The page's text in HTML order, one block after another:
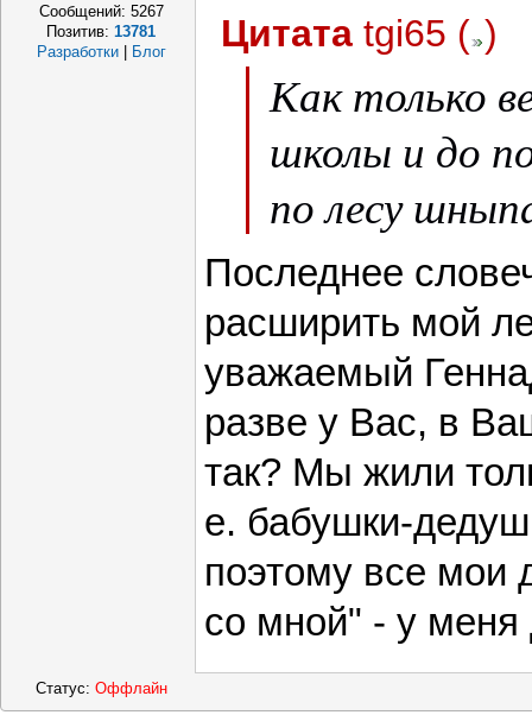
Сообщений: 5267
Позитив:13781
Разработки
Блог
Цитата tgi65 ( )
Как только
школы и до
по лесу
Последнее
расширить мой
уважаемый
разве у Вас, в
так? Мы жили
е. бабушки-
поэтому все мои
со мной" - у
Статус: Оффлайн